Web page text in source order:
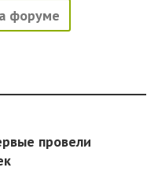
форуме
провели